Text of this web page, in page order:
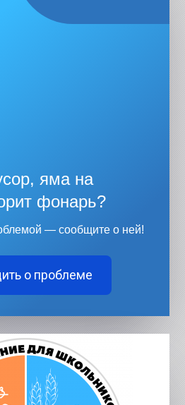
яма на
фонарь?
— сообщите о ней!
о проблеме